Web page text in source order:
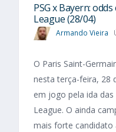
PSG x Bayern:
League (28/04)
Armando Vieira
O Paris Saint-
nesta terça-feira, 28
em jogo pela ida
League. O ainda
mais forte candidato